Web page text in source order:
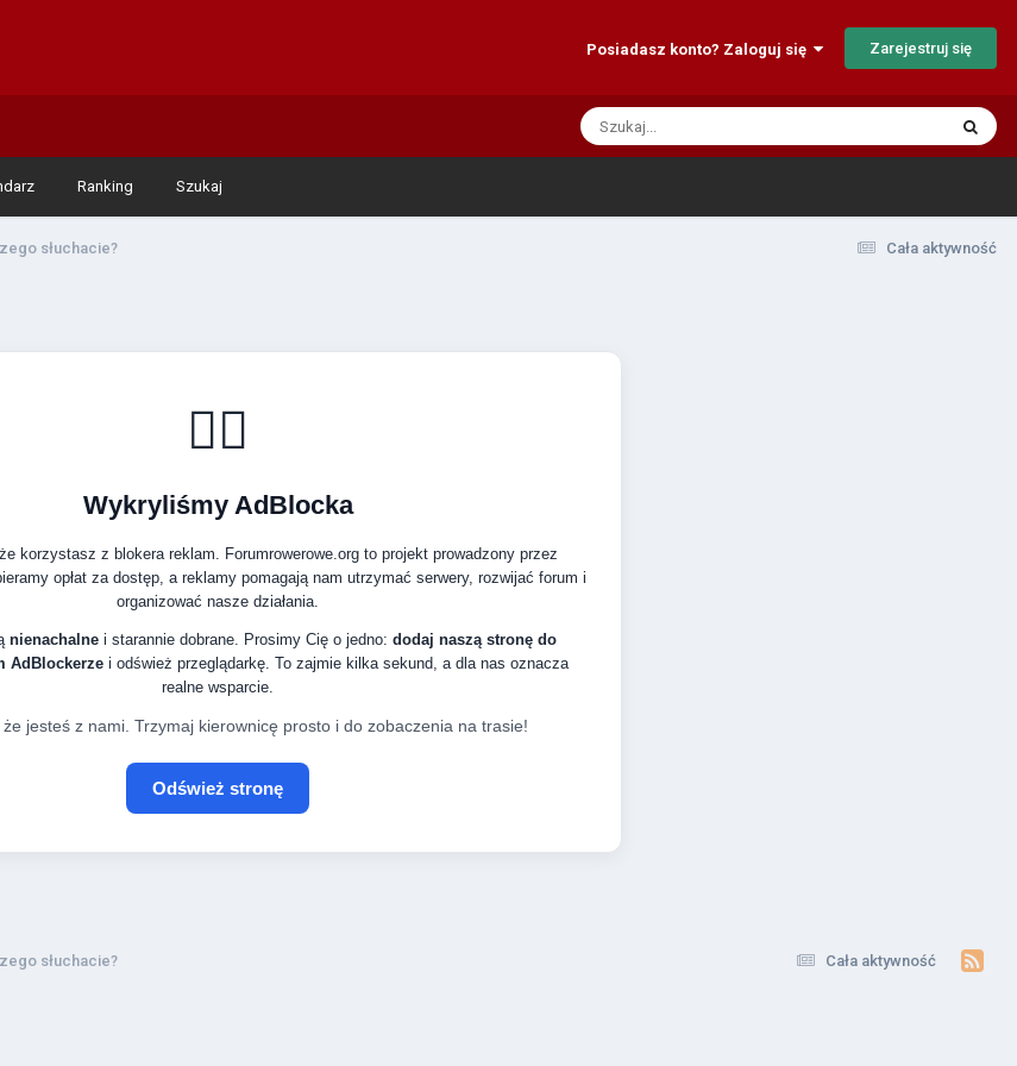
Posiadasz konto? Zaloguj się Zarejestruj się
Ranking Szukaj
Cała aktywność
słuchacie?
🚴‍♂️
Wykryliśmy AdBlocka
korzystasz z blokera reklam. Forumrowerowe.org to projekt prowadzony przez
opłat za dostęp, a reklamy pomagają nam utrzymać serwery, rozwijać forum i
organizować nasze działania.
nienachalnei starannie dobrane. Prosimy Cię o jedno: dodaj naszą stronę do
AdBlockerzei odśwież przeglądarkę. To zajmie kilka sekund, a dla nas oznacza
realne wsparcie.
że jesteś z nami. Trzymaj kierownicę prosto i do zobaczenia na trasie!
Odśwież stronę
Cała aktywność
słuchacie?